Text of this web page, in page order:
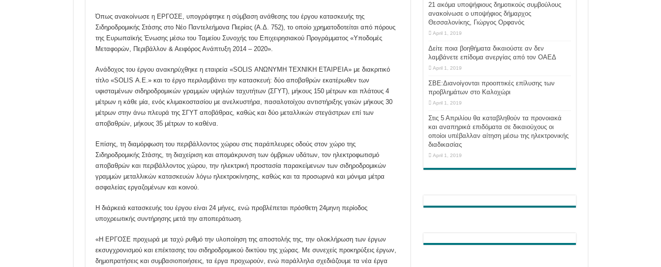
Όπως ανακοίνωσε η ΕΡΓΟΣΕ, υπογράφτηκε η σύμβαση ανάθεσης του έργου κατασκευής της
Σιδηροδρομικής Στάσης στο Νέο Παντελεήμονα Πιερίας (Α.Δ. 752), το οποίο χρηματοδοτείται από πόρους
της Ευρωπαϊκής Ένωσης μέσω του Ταμείου Συνοχής του Επιχειρησιακού Προγράμματος «Υποδομές
Μεταφορών, Περιβάλλον & Αειφόρος Ανάπτυξη 2014 – 2020».
Ανάδοχος του έργου ανακηρύχθηκε η εταιρεία «SOLIS ΑΝΩΝΥΜΗ ΤΕΧΝΙΚΗ ΕΤΑΙΡΕΙΑ» με διακριτικό
τίτλο «SOLIS Α.Ε.» και το έργο περιλαμβάνει την κατασκευή: δύο αποβαθρών εκατέρωθεν των
υφισταμένων σιδηροδρομικών γραμμών υψηλών ταχυτήτων (ΣΓΥΤ), μήκους 150 μέτρων και πλάτους 4
μέτρων η κάθε μία, ενός κλιμακοστασίου με ανελκυστήρα, πασαλοτοίχου αντιστήριξης γαιών μήκους 30
μέτρων στην άνω πλευρά της ΣΓΥΤ αποβάθρας, καθώς και δύο μεταλλικών στεγάστρων επί των
αποβαθρών, μήκους 35 μέτρων το καθένα.
Επίσης, τη διαμόρφωση του περιβάλλοντος χώρου στις παράπλευρες οδούς στον χώρο της
Σιδηροδρομικής Στάσης, τη διαχείριση και απομάκρυνση των όμβριων υδάτων, τον ηλεκτροφωτισμό
αποβαθρών και περιβάλλοντος χώρου, την ηλεκτρική προστασία παρακείμενων των σιδηροδρομικών
γραμμών μεταλλικών κατασκευών λόγω ηλεκτροκίνησης, καθώς και τα προσωρινά και μόνιμα μέτρα
ασφαλείας εργαζομένων και κοινού.
Η διάρκειά κατασκευής του έργου είναι 24 μήνες, ενώ προβλέπεται πρόσθετη 24μηνη περίοδος
υποχρεωτικής συντήρησης μετά την αποπεράτωση.
«Η ΕΡΓΟΣΕ προχωρά με ταχύ ρυθμό την υλοποίηση της αποστολής της, την ολοκλήρωση των έργων
εκσυγχρονισμού και επέκτασης του σιδηροδρομικού δικτύου της χώρας. Με συνεχείς προκηρύξεις έργων,
δημοπρατήσεις και συμβασιοποιήσεις, τα έργα προχωρούν, ενώ παράλληλα σχεδιάζουμε τα νέα έργα
21 ακόμα υποψήφιους δημοτικούς συμβούλους
ανακοίνωσε ο υποψήφιος δήμαρχος
Θεσσαλονίκης, Γιώργος Ορφανός
April 1, 2019
Δείτε ποια βοηθήματα δικαιούστε αν δεν
λαμβάνετε επίδομα ανεργίας από τον ΟΑΕΔ
April 1, 2019
ΣΒΕ:Διανοίγονται προοπτικές επίλυσης των
προβλημάτων στο Καλοχώρι
April 1, 2019
Στις 5 Απριλίου θα καταβληθούν τα προνοιακά
και αναπηρικά επιδόματα σε δικαιούχους οι
οποίοι υπέβαλλαν αίτηση μέσω της ηλεκτρονικής
διαδικασίας
April 1, 2019